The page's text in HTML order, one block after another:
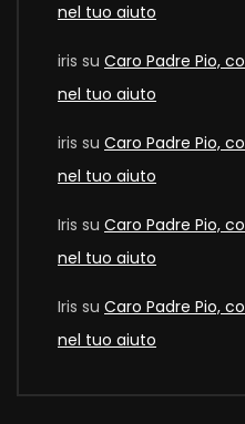
nel tuo aiuto
iris su Caro Padre Pio,
nel tuo aiuto
iris su Caro Padre Pio,
nel tuo aiuto
Iris su Caro Padre Pio,
nel tuo aiuto
Iris su Caro Padre Pio,
nel tuo aiuto